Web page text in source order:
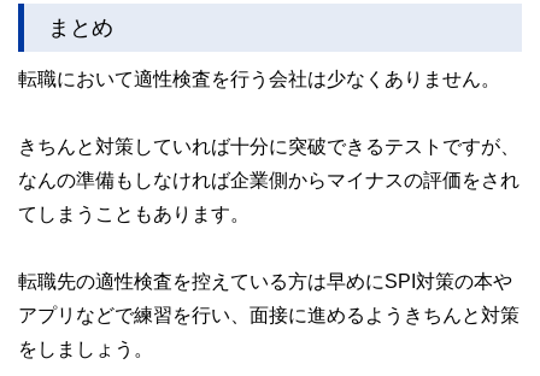
まとめ
転職において適性検査を行う会社は少なくありません。
きちんと対策していれば十分に突破できるテストですが、
なんの準備もしなければ企業側からマイナスの評価をされ
てしまうこともあります。
転職先の適性検査を控えている方は早めにSPI対策の本や
アプリなどで練習を行い、面接に進めるようきちんと対策
をしましょう。